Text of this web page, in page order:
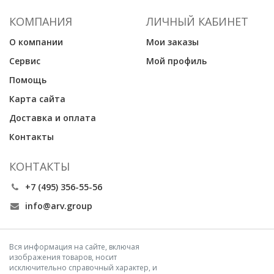
КОМПАНИЯ
О компании
Сервис
Помощь
Карта сайта
Доставка и оплата
Контакты
ЛИЧНЫЙ КАБИНЕТ
Мои заказы
Мой профиль
КОНТАКТЫ
+7 (495) 356-55-56
info@arv.group
Вся информация на сайте, включая
изображения товаров, носит
исключительно справочный характер, и